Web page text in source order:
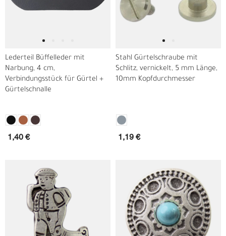
Lederteil Büffelleder mit
Narbung, 4 cm,
Verbindungsstück für Gürtel +
Gürtelschnalle
1,40 €
Stahl Gürtelschraube mit
Schlitz, vernickelt, 5 mm Länge,
10mm Kopfdurchmesser
1,19 €